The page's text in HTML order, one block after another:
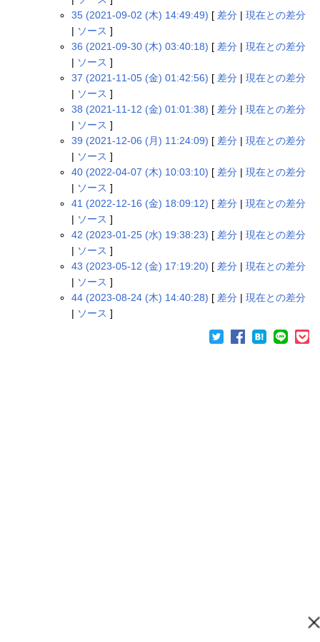
35 (2021-09-02 (木) 14:49:49) [ 差分 | 現在との差分
| ソース ]
36 (2021-09-30 (木) 03:40:18) [ 差分 | 現在との差分
| ソース ]
37 (2021-11-05 (金) 01:42:56) [ 差分 | 現在との差分
| ソース ]
38 (2021-11-12 (金) 01:01:38) [ 差分 | 現在との差分
| ソース ]
39 (2021-12-06 (月) 11:24:09) [ 差分 | 現在との差分
| ソース ]
40 (2022-04-07 (木) 10:03:10) [ 差分 | 現在との差分
| ソース ]
41 (2022-12-16 (金) 18:09:12) [ 差分 | 現在との差分
| ソース ]
42 (2023-01-25 (水) 19:38:23) [ 差分 | 現在との差分
| ソース ]
43 (2023-05-12 (金) 17:19:20) [ 差分 | 現在との差分
| ソース ]
44 (2023-08-24 (木) 14:40:28) [ 差分 | 現在との差分
| ソース ]